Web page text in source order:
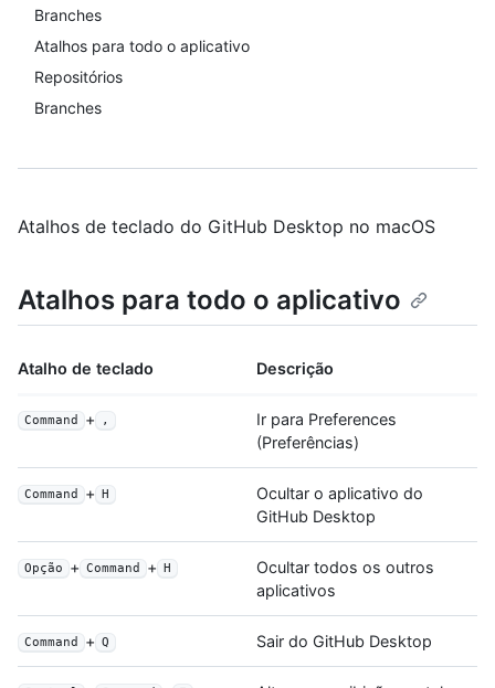
Branches
Atalhos para todo o aplicativo
Repositórios
Branches
Atalhos de teclado do GitHub Desktop no macOS
Atalhos para todo o aplicativo
Atalho de teclado Descrição
Command + ,
Ir para Preferences
(Preferências)
Command + H
Ocultar o aplicativo do
GitHub Desktop
Opção + Command + H
Ocultar todos os outros
aplicativos
Command + Q Sair do GitHub Desktop